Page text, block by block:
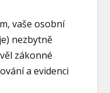
vaše osobní
nezbytně
zákonné
a evidenci